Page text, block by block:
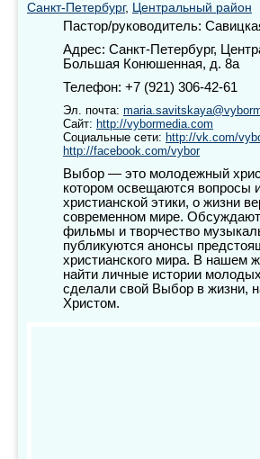
Санкт-Петербург, Центральный район
Пастор/руководитель:
Адрес: Санкт-Петербург,
Большая Конюшенная, д. 8а
Телефон: +7 (921) 306-42-61
Эл. почта:
Сайт: http://vybormedia.com
Социальные сети: http://vk.com/
http://facebook.com/vybor
Выбор — это молодежный
котором освещаются вопросы
христианской этики, о жизни
современном мире.
фильмы и творчество
публикуются анонсы
христианского мира. В нашем
найти личные истории
сделали свой Выбор в жизни,
Христом.